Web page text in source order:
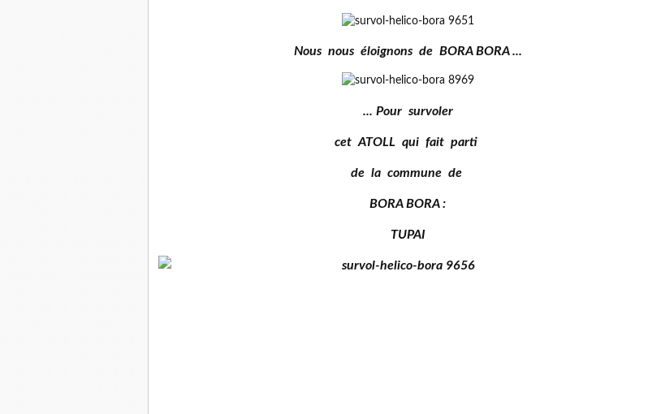
Nous nous éloignons de BORA BORA ...
... Pour survoler
cet ATOLL qui fait parti
de la commune de
BORA BORA :
TUPAI